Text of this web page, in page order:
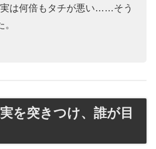
は何倍もタチが悪い……そう
を突きつけ、誰が目